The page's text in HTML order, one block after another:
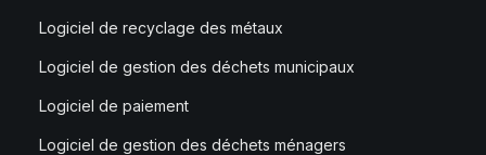
Logiciel de recyclage des métaux
Logiciel de gestion des déchets municipaux
Logiciel de paiement
Logiciel de gestion des déchets ménagers